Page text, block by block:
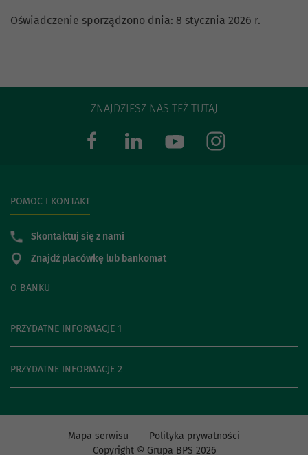
Oświadczenie sporządzono dnia: 8 stycznia 2026 r.
ZNAJDZIESZ NAS TEŻ TUTAJ
O BANKU
PRZYDATNE INFORMACJE 1
PRZYDATNE INFORMACJE 2
POMOC I KONTAKT
Skontaktuj się z nami
Znajdź placówkę lub bankomat
Mapa serwisu
Polityka prywatności
Copyright © Grupa BPS 2026